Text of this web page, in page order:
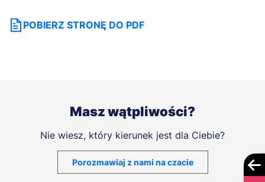
POBIERZ STRONĘ DO PDF
Masz wątpliwości?
Nie wiesz, który kierunek jest dla Ciebie?
Porozmawiaj z nami na czacie